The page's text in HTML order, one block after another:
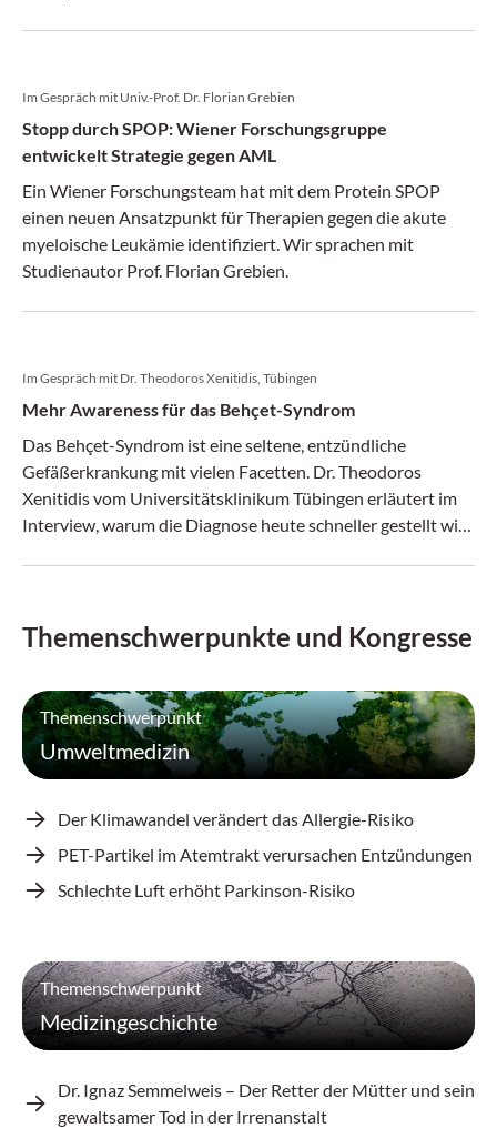
Im Gespräch mit Univ.-Prof. Dr. Florian Grebien
Stopp durch SPOP: Wiener Forschungsgruppe
entwickelt Strategie gegen AML
Ein Wiener Forschungsteam hat mit dem Protein SPOP
einen neuen Ansatzpunkt für Therapien gegen die akute
myeloische Leukämie identifiziert. Wir sprachen mit
Studienautor Prof. Florian Grebien.
Im Gespräch mit Dr. Theodoros Xenitidis, Tübingen
Mehr Awareness für das Behçet-Syndrom
Das Behçet-Syndrom ist eine seltene, entzündliche
Gefäßerkrankung mit vielen Facetten. Dr. Theodoros
Xenitidis vom Universitätsklinikum Tübingen erläutert im
Interview, warum die Diagnose heute schneller gestellt wird
Themenschwerpunkte und Kongresse
Themenschwerpunkt
Umweltmedizin
Der Klimawandel verändert das Allergie-Risiko
PET-Partikel im Atemtrakt verursachen Entzündungen
Schlechte Luft erhöht Parkinson-Risiko
Themenschwerpunkt
Medizingeschichte
Dr. Ignaz Semmelweis – Der Retter der Mütter und sein
gewaltsamer Tod in der Irrenanstalt